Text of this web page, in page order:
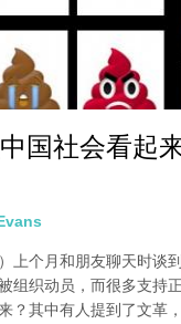
国社会看起
上个月和朋友聊天时谈
组织动员，而很多支持
？其中有人提到了文革